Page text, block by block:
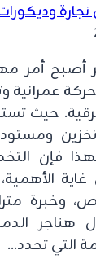
أصبح أمر
عمرانية
حيث
فإن
غاية
وخبرة
هناجر
التي تحدد…